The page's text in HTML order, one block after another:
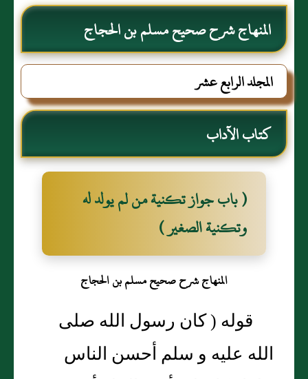
المنهاج شرح صحيح مسلم بن الحجاج
المجلد الرابع عشر
كتاب الآداب
( باب جواز تكنية من لم يولد له
وتكنية الصغير )
المنهاج شرح صحيح مسلم بن الحجاج
قوله ( كان رسول الله صلى
الله عليه و سلم أحسن الناس